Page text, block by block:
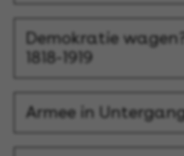
Demokratie
1818-1919
Armee in